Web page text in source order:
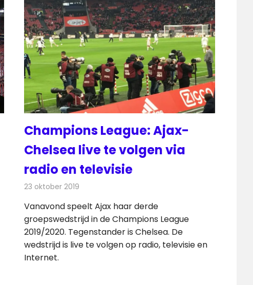
Champions League: Ajax-
Chelsea live te volgen via
radio en televisie
23 oktober 2019
Vanavond speelt Ajax haar derde
groepswedstrijd in de Champions League
2019/2020. Tegenstander is Chelsea. De
wedstrijd is live te volgen op radio, televisie en
Internet.